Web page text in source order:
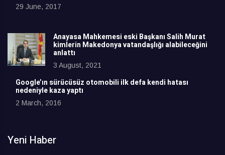
29 June, 2017
Anayasa Mahkemesi eski Başkanı Salih Murat
kimlerin Makedonya vatandaşlığı alabileceğini
anlattı
3 August, 2021
Google’ın sürücüsüz otomobili ilk defa kendi hatası
nedeniyle kaza yaptı
2 March, 2016
Yeni Haber